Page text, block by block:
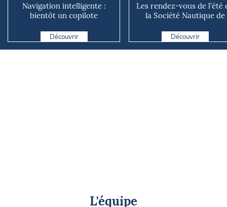
Navigation intelligente :
bientôt un copilote
Découvrir
Les rendez-vous de l’été
la Société Nautique de
Découvrir
L'équipe